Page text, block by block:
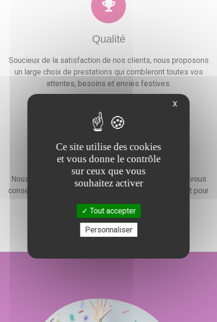
Qualité
Soucieux de la satisfaction de nos clients, nous proposons
un large choix de prestations qui combleront toutes vos
attentes, besoins et envies festives.
Devis gratuit
Nous faisons preuve d'une grande disponibilité pour vous
conseiller, vous renseigner et élaborer un devis gratuit pour
l'organisation de votre événement.
X
Ce site utilise des cookies
et vous donne le contrôle
sur ceux que vous
souhaitez activer
Tout accepter
Personnaliser